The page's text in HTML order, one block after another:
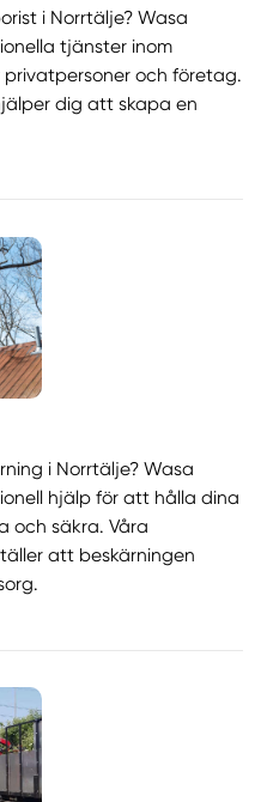
i Norrtälje? Wasa
tjänster inom
och företag.
dig att skapa en
i Norrtälje? Wasa
hjälp för att hålla dina
och säkra. Våra
att beskärningen